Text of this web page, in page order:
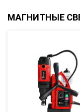
МАГНИТНЫЕ